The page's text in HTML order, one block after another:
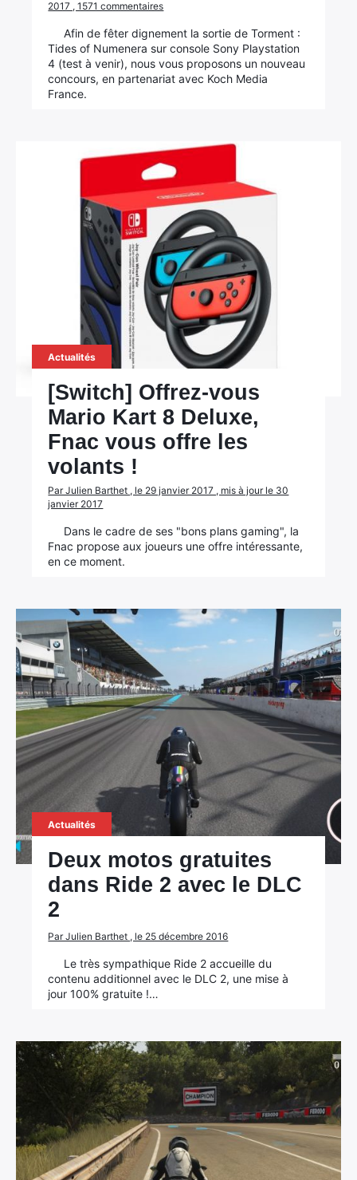
2017 , 1571 commentaires
Afin de fêter dignement la sortie de Torment :
Tides of Numenera sur console Sony Playstation
4 (test à venir), nous vous proposons un nouveau
concours, en partenariat avec Koch Media
France.
Actualités
[Switch] Offrez-vous
Mario Kart 8 Deluxe,
Fnac vous offre les
volants !
Par Julien Barthet , le 29 janvier 2017 , mis à jour le 30
janvier 2017
Dans le cadre de ses "bons plans gaming", la
Fnac propose aux joueurs une offre intéressante,
en ce moment.
Actualités
Deux motos gratuites
dans Ride 2 avec le DLC
2
Par Julien Barthet , le 25 décembre 2016
Le très sympathique Ride 2 accueille du
contenu additionnel avec le DLC 2, une mise à
jour 100% gratuite !…
Rechercher